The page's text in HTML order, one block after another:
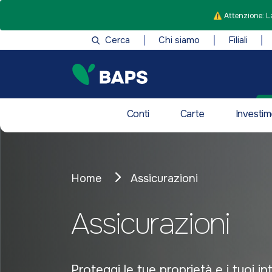
⚠️ Attenzione:
Cerca Chi siamo Filiali
Conti Carte
Home Assicurazioni
Assicurazioni